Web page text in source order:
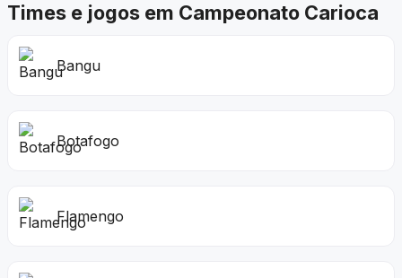
Times e jogos em Campeonato Carioca
Bangu
Botafogo
Flamengo